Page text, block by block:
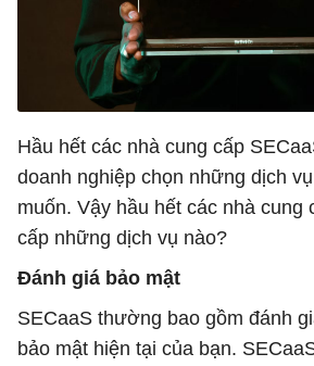
Hầu hết các nhà cung cấp
doanh nghiệp chọn những dịch
muốn. Vậy hầu hết các nhà cung
cấp những dịch vụ nào?
Đánh giá bảo mật
SECaaS thường bao gồm đánh
bảo mật hiện tại của bạn.